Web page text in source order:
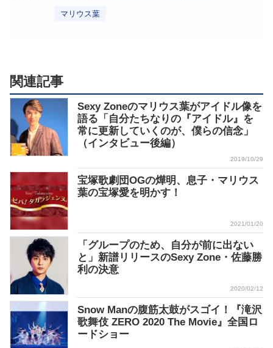
マリウス葉
関連記事
Sexy Zoneのマリウス葉がアイドル像を
語る「自分たちなりの『アイドル』を
常に更新していくのが、僕らの信念」
（インタビュー後編）
2019/10/29
宝塚歌劇団OGの燁明、息子・マリウス
葉の宝塚愛を明かす！
2021/01/20
「グループのため、自分が前に出ない
と」新譜リリースのSexy Zone・佐藤勝
利の決意
2020/02/12
Snow Manの腹筋太鼓がスゴイ！『滝沢
歌舞伎 ZERO 2020 The Movie』全国ロ
ードショー